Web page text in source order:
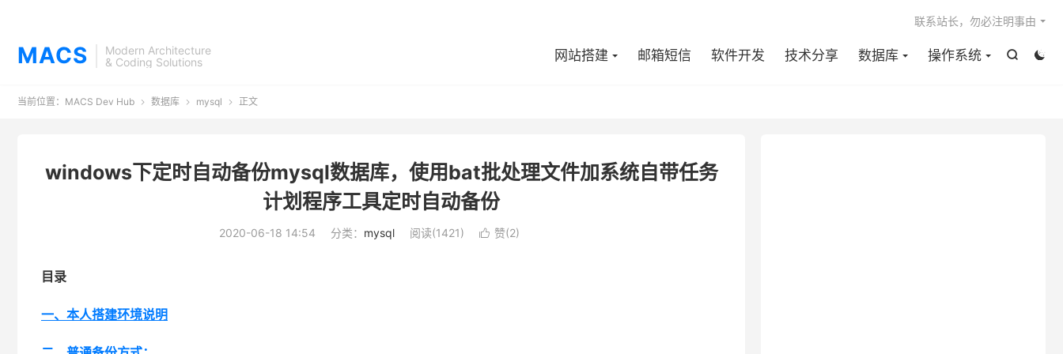
MACS
Modern Architecture
& Coding Solutions


网站搭建 邮箱短信 软件开发 技术分享 数据库 操作系统
联系站长，勿必注明事由
当前位置： MACS Dev Hub  数据库  mysql  正文
windows下定时自动备份mysql数据库，使用bat批处理文件加系统自带任务
计划程序工具定时自动备份
2020-06-18 14:54 分类： mysql 阅读(1421)  赞(2)
目录
一、本人搭建环境说明